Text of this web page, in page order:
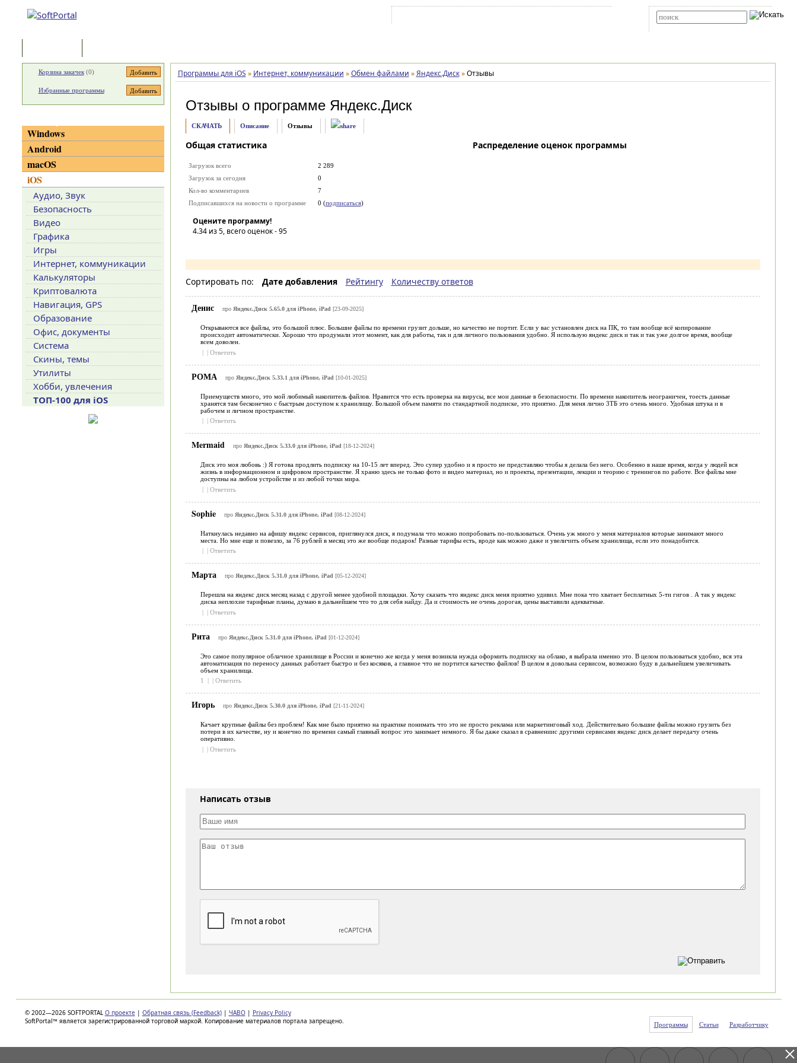
Программы для iOS » Интернет, коммуникации » Обмен файлами » Яндекс.Диск » Отзывы
Отзывы о программе Яндекс.Диск
СКАЧАТЬ Описание Отзывы
Общая статистика
Загрузок всего
2 289
Загрузок за сегодня
0
Кол-во комментариев
7
Подписавшихся на новости о программе
0 (подписаться)
Оцените программу!
4.34из 5, всего оценок -95
Распределение оценок программы
Сортировать по: Дате добавления Рейтингу Количеству ответов
Денис про Яндекс.Диск 5.65.0 для iPhone, iPad [23-09-2025]
Открываются все файлы, это большой плюс. Большие файлы по времени грузит дольше, но качество не портит. Если у вас установлен диск на ПК, то там вообще всё копирование
происходит автоматически. Хорошо что продумали этот момент, как для работы, так и для личного пользования удобно. Я использую яндекс диск и так и так уже долгое время, вообще
всем доволен.
| | Ответить
РОМА про Яндекс.Диск 5.33.1 для iPhone, iPad [10-01-2025]
Приемуществ много, это мой любимый накопитель файлов. Нравится что есть проверка на вирусы, все мои данные в безопасности. По времени накопитель неограничен, тоесть данные
хранятся там бесконечно с быстрым доступом к хранилищу. Большой объем памяти по стандартной подписке, это приятно. Для меня лично 3ТБ это очень много. Удобная штука и в
рабочем и личном пространстве.
| | Ответить
Mermaid про Яндекс.Диск 5.33.0 для iPhone, iPad [18-12-2024]
Диск это моя любовь :) Я готова продлить подписку на 10-15 лет вперед. Это супер удобно и я просто не представляю чтобы я делала без него. Особенно в наше время, когда у людей вся
жизнь в информационном и цифровом пространстве. Я храню здесь не только фото и видео материал, но и проекты, презентации, лекции и теорию с тренингов по работе. Все файлы мне
доступны на любом устройстве и из любой точки мира.
| | Ответить
Sophie про Яндекс.Диск 5.31.0 для iPhone, iPad [08-12-2024]
Наткнулась недавно на афишу яндекс сервисов, приглянулся диск, я подумала что можно попробовать по-пользоваться. Очень уж много у меня материалов которые занимают много
места. Но мне еще и повезло, за 76 рублей в месяц это же вообще подарок! Разные тарифы есть, вроде как можно даже и увеличить объем хранилища, если это понадобится.
| | Ответить
Марта про Яндекс.Диск 5.31.0 для iPhone, iPad [05-12-2024]
Перешла на яндекс диск месяц назад с другой менее удобной площадки. Хочу сказать что яндекс диск меня приятно удивил. Мне пока что хватает бесплатных 5-ти гигов . А так у яндекс
диска неплохие тарифные планы, думаю в дальнейшем что то для себя найду. Да и стоимость не очень дорогая, цены выставили адекватные.
| | Ответить
Рита про Яндекс.Диск 5.31.0 для iPhone, iPad [01-12-2024]
Это самое популярное облачное хранилище в России и конечно же когда у меня возникла нужда оформить подписку на облако, я выбрала именно это. В целом пользоваться удобно, вся эта
автоматизация по переносу данных работает быстро и без косяков, а главное что не портится качество файлов! В целом я довольна сервисом, возможно буду в дальнейшем увеличивать
объем хранилища.
1
| | Ответить
Игорь про Яндекс.Диск 5.30.0 для iPhone, iPad [21-11-2024]
Качает крупные файлы без проблем! Как мне было приятно на практике понимать что это не просто реклама или маркетинговый ход. Действительно большие файлы можно грузить без
потери в их качестве, ну и конечно по времени самый главный вопрос это занимает немного. Я бы даже сказал в сравнениис другими сервисами яндекс диск делает передачу очень
оперативно.
| | Ответить
Написать отзыв
Корзина закачек(0)
Избранные программы
Windows
Android
macOS
iOS
Аудио, Звук
Безопасность
Видео
Графика
Игры
Интернет, коммуникации
Калькуляторы
Криптовалюта
Навигация, GPS
Образование
Офис, документы
Система
Скины, темы
Утилиты
Хобби, увлечения
ТОП-100 для iOS
© 2002—2026 SOFTPORTAL О проекте | Обратная связь (Feedback) | ЧАВО | Privacy Policy
SoftPortal™ является зарегистрированной торговой маркой. Копирование материалов портала запрещено.
Программы Статьи Разработчику